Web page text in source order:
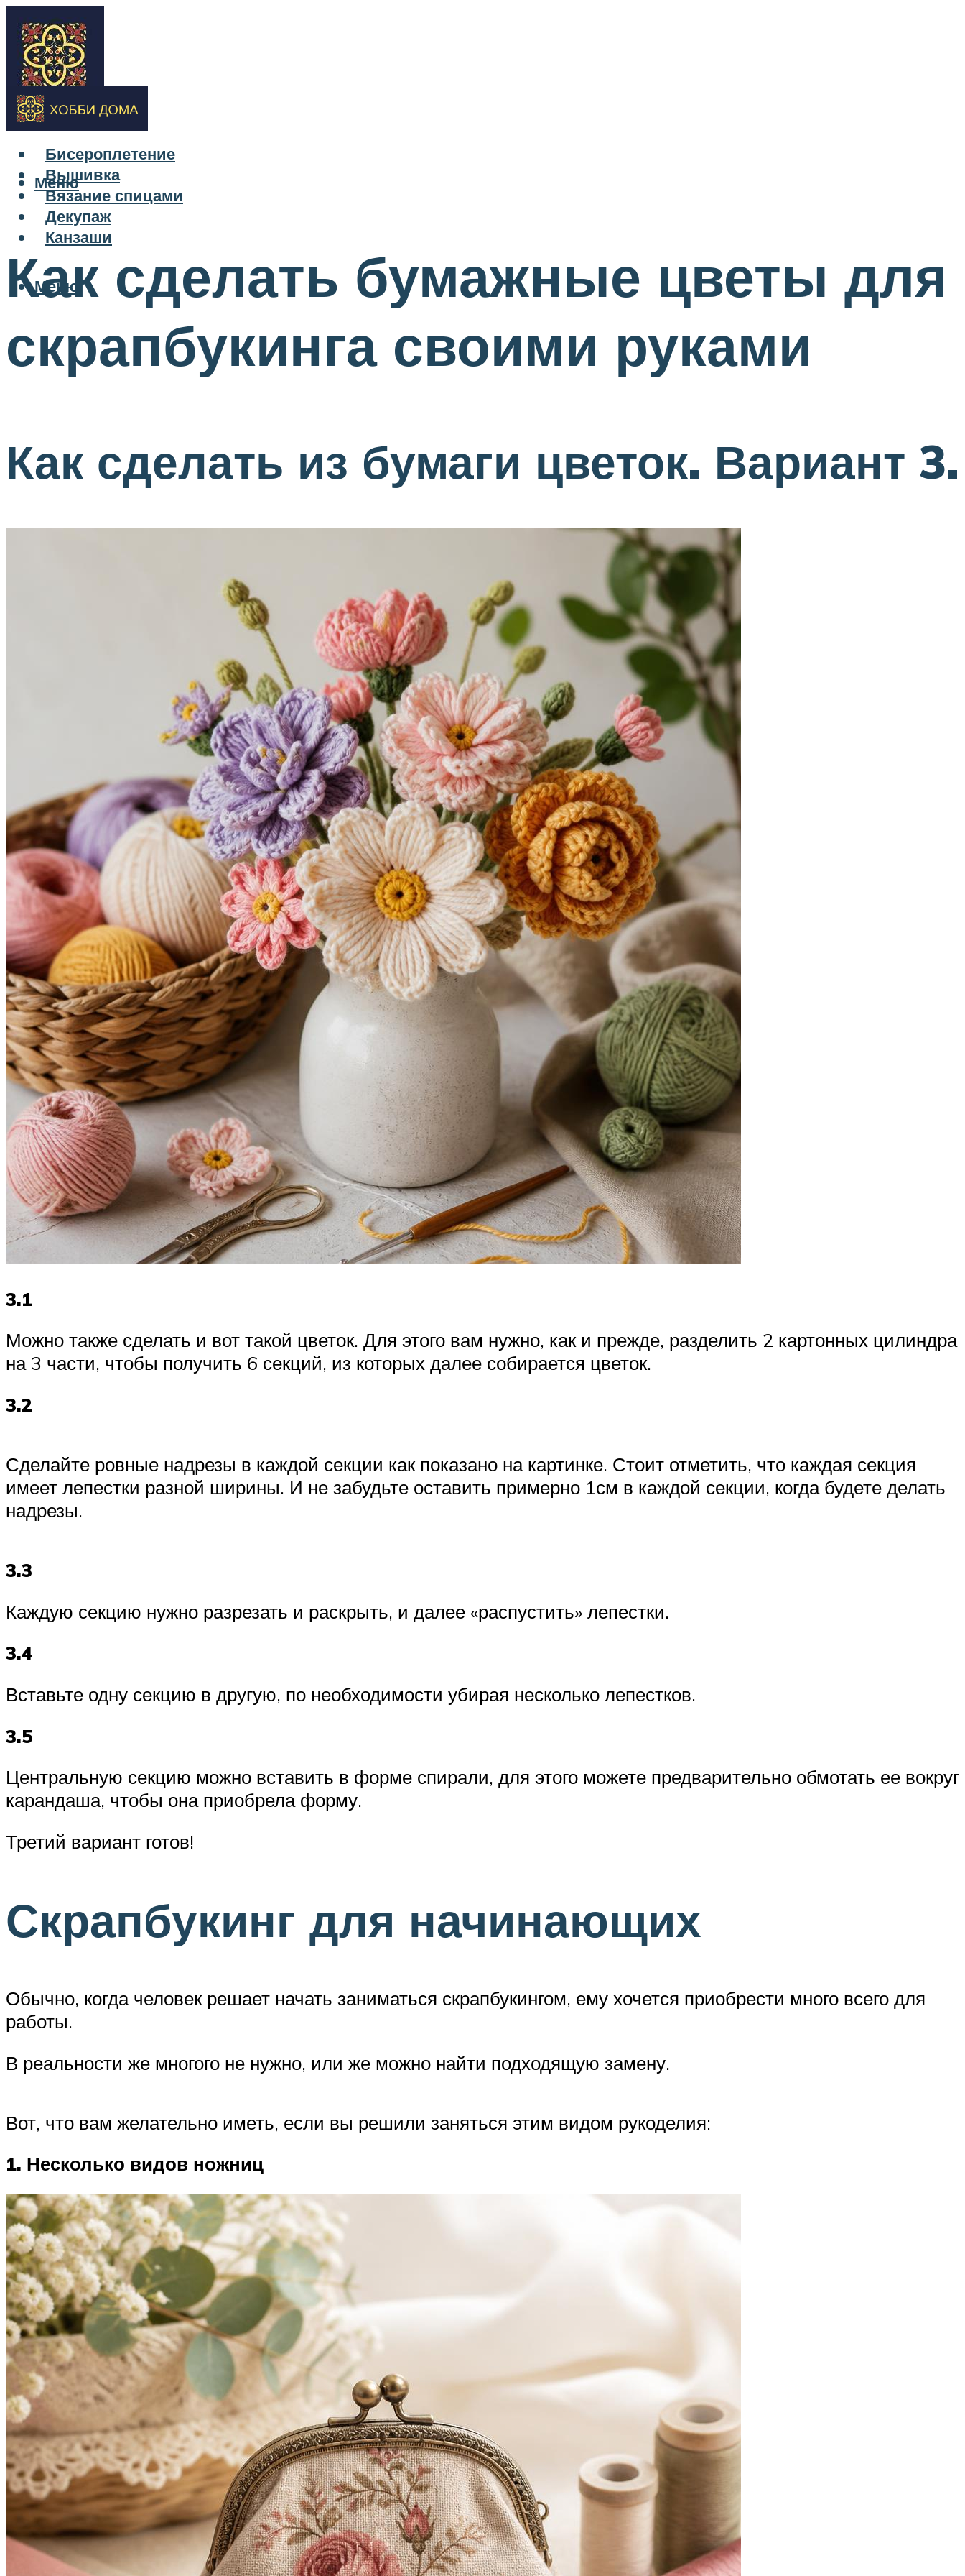
Бисероплетение
Вышивка
Вязание спицами
Декупаж
Канзаши
Меню
Меню
Как сделать бумажные цветы для
скрапбукинга своими руками
Как сделать из бумаги цветок. Вариант 3.
3.1
Можно также сделать и вот такой цветок. Для этого вам нужно, как и прежде, разделить 2 картонных цилиндра
на 3 части, чтобы получить 6 секций, из которых далее собирается цветок.
3.2
Сделайте ровные надрезы в каждой секции как показано на картинке. Стоит отметить, что каждая секция
имеет лепестки разной ширины. И не забудьте оставить примерно 1см в каждой секции, когда будете делать
надрезы.
3.3
Каждую секцию нужно разрезать и раскрыть, и далее «распустить» лепестки.
3.4
Вставьте одну секцию в другую, по необходимости убирая несколько лепестков.
3.5
Центральную секцию можно вставить в форме спирали, для этого можете предварительно обмотать ее вокруг
карандаша, чтобы она приобрела форму.
Третий вариант готов!
Скрапбукинг для начинающих
Обычно, когда человек решает начать заниматься скрапбукингом, ему хочется приобрести много всего для
работы.
В реальности же многого не нужно, или же можно найти подходящую замену.
Вот, что вам желательно иметь, если вы решили заняться этим видом рукоделия:
1. Несколько видов ножниц